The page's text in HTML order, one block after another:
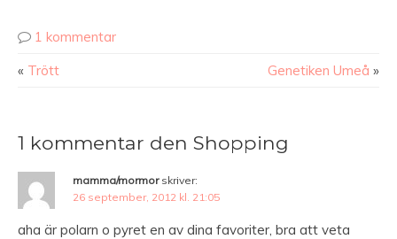
1 kommentar
« Trött Genetiken Umeå »
1 kommentar den Shopping
mamma/mormor skriver:
26 september, 2012 kl. 21:05
aha är polarn o pyret en av dina favoriter, bra att veta